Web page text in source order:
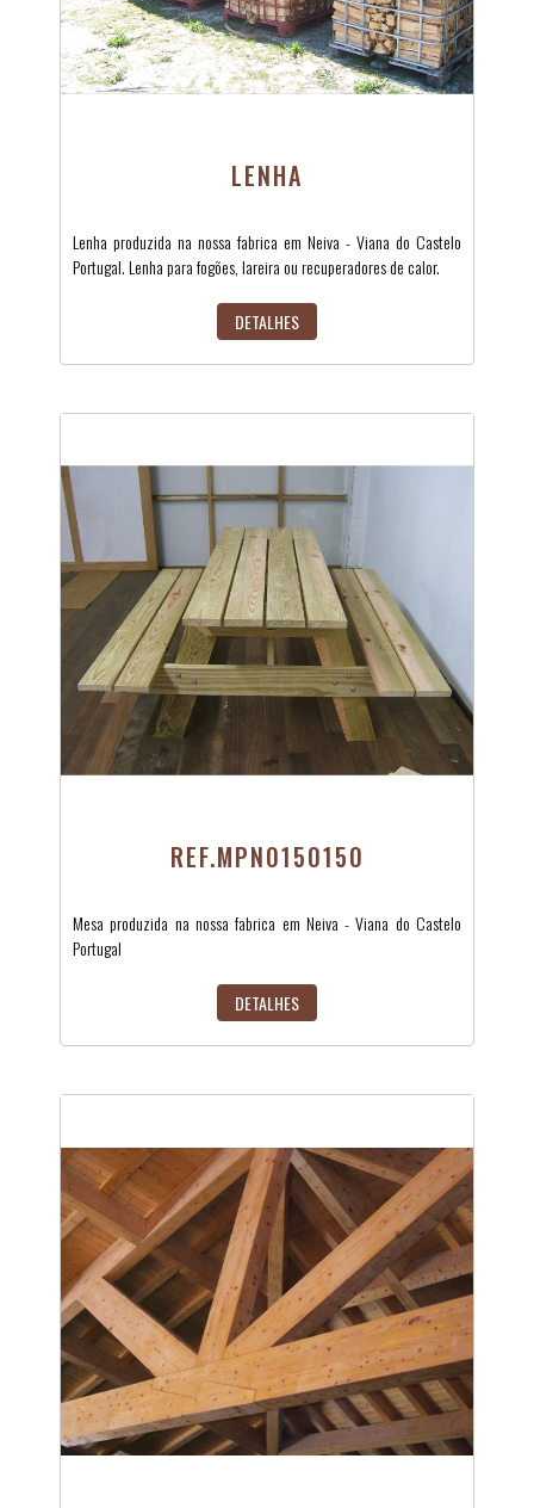
LENHA
Lenha produzida na nossa fabrica em Neiva - Viana do Castelo
Portugal. Lenha para fogões, lareira ou recuperadores de calor.
DETALHES
REF.MPN0150150
Mesa produzida na nossa fabrica em Neiva - Viana do Castelo
Portugal
DETALHES